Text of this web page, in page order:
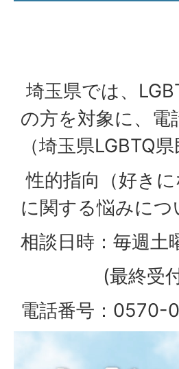
埼玉県では、
の方を対象に、電
（埼玉県LGBTQ
性的指向（好き
に関する悩みに
相談日時：毎週土
(最終受付は
電話番号：0570-